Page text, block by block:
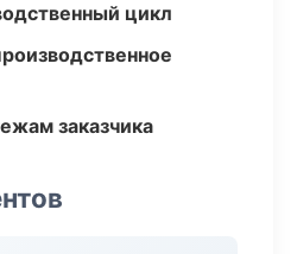
цикл
заказчика